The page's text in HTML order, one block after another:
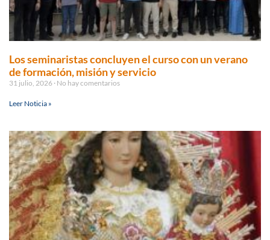
Los seminaristas concluyen el curso con un verano
de formación, misión y servicio
31 julio, 2026 No hay comentarios
Leer Noticia »